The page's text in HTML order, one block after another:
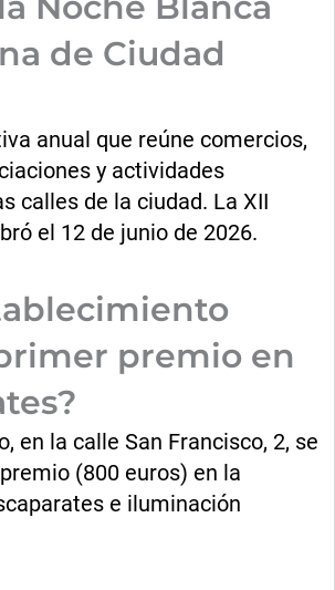
de Ciudad
anual que reúne comercios,
y actividades
calles de la ciudad. La XII
el 12 de junio de 2026.
premio en
en la calle San Francisco, 2, se
(800 euros) en la
e iluminación